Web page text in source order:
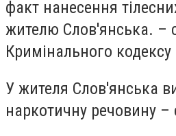
факт нанесення
жителю Слов'янська. –
Кримінального кодексу
У жителя Слов'янська
наркотичну речовину –